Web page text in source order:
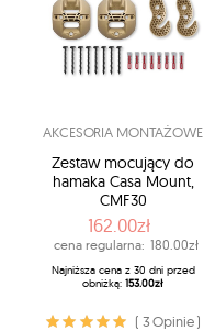
AKCESORIA MONTAŻOWE
Zestaw mocujący do
hamaka Casa Mount,
CMF30
162.00zł
cena regularna: 180.00zł
Najniższa cena z 30 dni przed
obniżką: 153.00zł
( 3 Opinie )